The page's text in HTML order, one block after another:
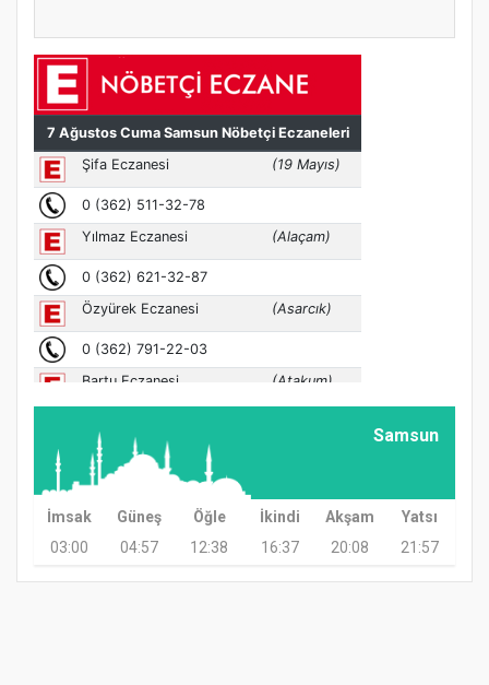
Samsun
İmsak Güneş Öğle İkindi Akşam
Yatsı
03:00
04:57 12:38 16:37 20:08 21:57